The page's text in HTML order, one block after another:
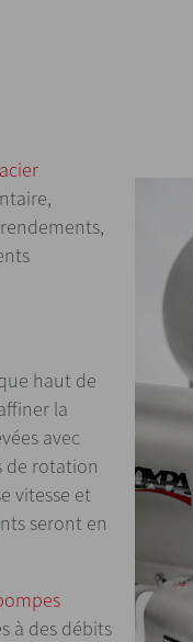
haut de
la
avec
de rotation
vitesse et
seront en
à des débits